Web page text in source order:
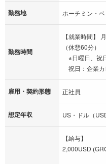
勤務地 ホーチミン・
勤務時間
【就業時間】
（休憩60分）
※日曜日、祝
祝日：企業カ
雇用・契約形態 正社員
想定年収 US・ドル（
【給与】
2,000USD